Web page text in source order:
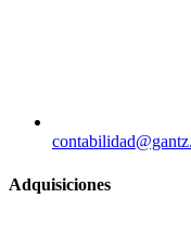
Adquisiciones